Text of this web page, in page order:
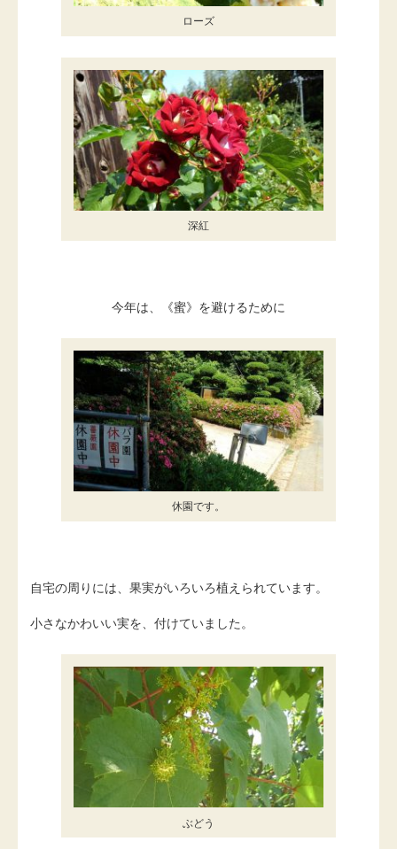
ローズ
深紅
今年は、《蜜》を避けるために
休園です。
自宅の周りには、果実がいろいろ植えられています。
小さなかわいい実を、付けていました。
ぶどう